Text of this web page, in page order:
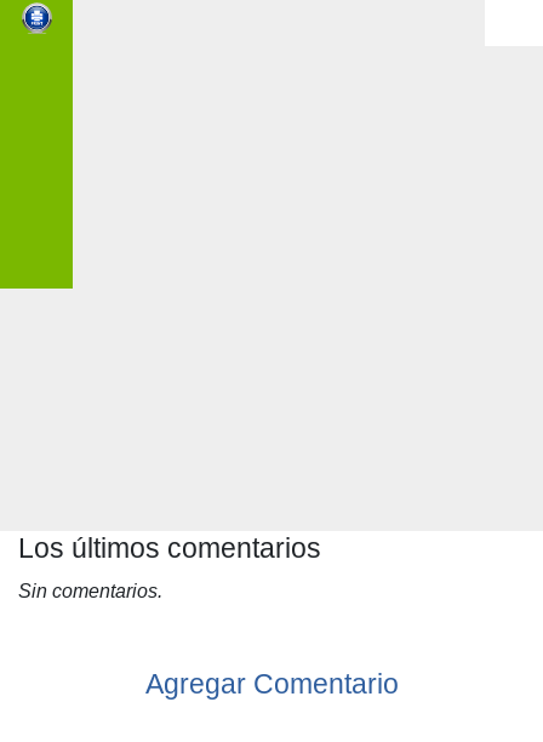
Los últimos comentarios
Sin comentarios.
Agregar Comentario